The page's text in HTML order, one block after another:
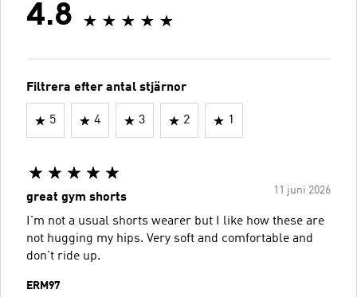
4.8
Filtrera efter antal stjärnor
5 4 3 2 1
11 juni 2026
great gym shorts
I'm not a usual shorts wearer but I like how these are
not hugging my hips. Very soft and comfortable and
don't ride up.
ERM97